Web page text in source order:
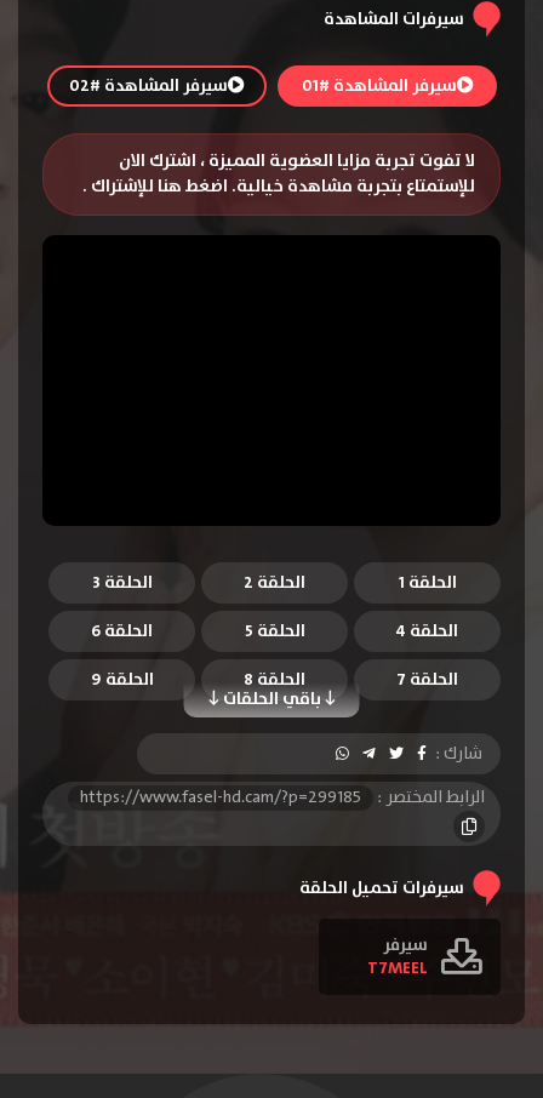
سيرفرات المشاهدة
سيرفر المشاهدة #01 سيرفر المشاهدة #02
لا تفوت تجربة مزايا العضوية المميزة ، اشترك الان
للإستمتاع بتجربة مشاهدة خيالية. اضغط هنا للإشتراك .
الحلقة 1 الحلقة 2
الحلقة 3
الحلقة 4
الحلقة 5 الحلقة 6
باقي الحلقات
الحلقة 7 الحلقة 8
الحلقة 9
الحلقة 10
الحلقة 15
الحلقة 25
الحلقة 28
الحلقة 29
الحلقة 30
الحلقة 31
الحلقة 32 الحلقة 33
شارك :
الرابط المختصر :
https://www.fasel-hd.cam/?p=299185
سيرفرات تحميل الحلقة
سيرفر
T7MEEL